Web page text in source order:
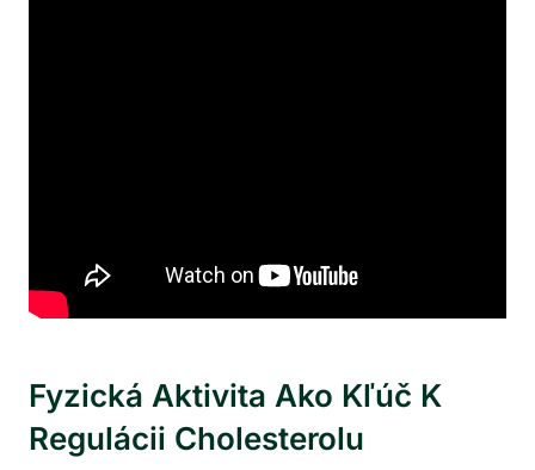
Fyzická Aktivita Ako Kľúč K
Regulácii Cholesterolu